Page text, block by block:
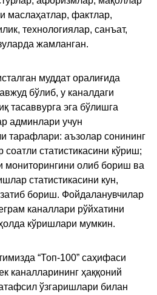
маслаҳатлар, фактлар,
технологиялар, санъат,
жамланган.
муддат оралиғида
бўлиб, у каналдаги
тасаввурга эга бўлишга
админлари учун
тарафлари: аъзолар сонининг
статистикасини кўриш;
мониторингини олиб бориш ва
статистикасини кун,
бориш. Фойдаланувчилар
каналлари рўйхатини
кўришлари мумкин.
“Топ-100” саҳифаси
каналларининг ҳаққоний
ўзгаришлари билан